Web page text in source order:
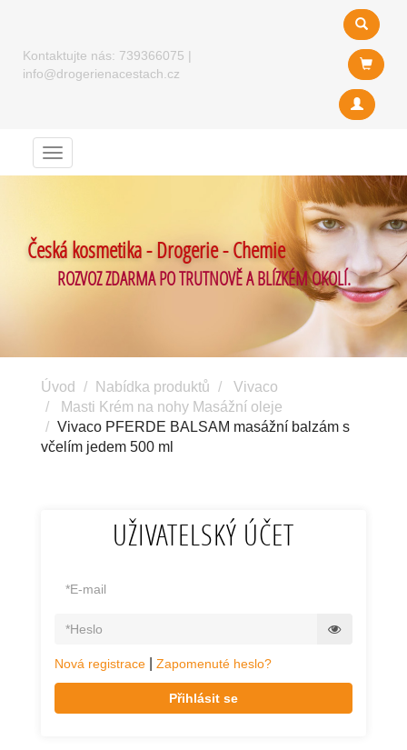
Kontaktujte nás: 739366075 |
info@drogerienacestach.cz
Menu
Česká kosmetika - Drogerie - Chemie
ROZVOZ ZDARMA PO TRUTNOVĚ A BLÍZKÉM OKOLÍ.
Úvod Nabídka produktů
Vivaco
Masti Krém na nohy Masážní oleje
Vivaco PFERDE BALSAM masážní balzám s
včelím jedem 500 ml
UŽIVATELSKÝ ÚČET
Nová registrace Zapomenuté heslo?
Přihlásit se